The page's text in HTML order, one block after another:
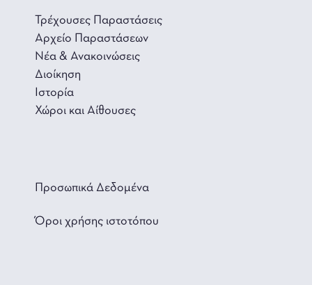
Τρέχουσες Παραστάσεις
Αρχείο Παραστάσεων
Νέα & Ανακοινώσεις
Διοίκηση
Ιστορία
Χώροι και Αίθουσες
Προσωπικά Δεδομένα
Όροι χρήσης ιστοτόπου